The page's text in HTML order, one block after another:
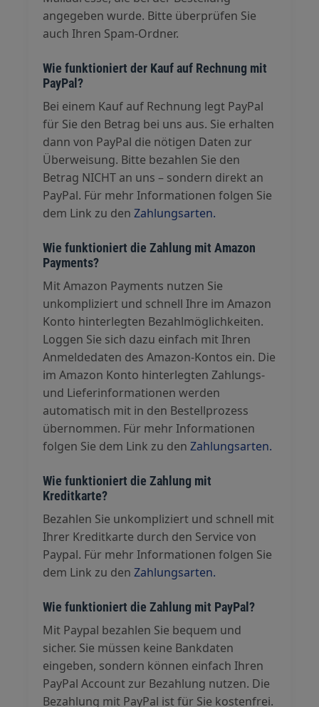
angegeben wurde. Bitte überprüfen Sie
auch Ihren Spam-Ordner.
Wie funktioniert der Kauf auf Rechnung mit
PayPal?
Bei einem Kauf auf Rechnung legt PayPal
für Sie den Betrag bei uns aus. Sie erhalten
dann von PayPal die nötigen Daten zur
Überweisung. Bitte bezahlen Sie den
Betrag NICHT an uns – sondern direkt an
PayPal. Für mehr Informationen folgen Sie
dem Link zu den Zahlungsarten.
Wie funktioniert die Zahlung mit Amazon
Payments?
Mit Amazon Payments nutzen Sie
unkompliziert und schnell Ihre im Amazon
Konto hinterlegten Bezahlmöglichkeiten.
Loggen Sie sich dazu einfach mit Ihren
Anmeldedaten des Amazon-Kontos ein. Die
im Amazon Konto hinterlegten Zahlungs-
und Lieferinformationen werden
automatisch mit in den Bestellprozess
übernommen. Für mehr Informationen
folgen Sie dem Link zu den Zahlungsarten.
Wie funktioniert die Zahlung mit
Kreditkarte?
Bezahlen Sie unkompliziert und schnell mit
Ihrer Kreditkarte durch den Service von
Paypal. Für mehr Informationen folgen Sie
dem Link zu den Zahlungsarten.
Wie funktioniert die Zahlung mit PayPal?
Mit Paypal bezahlen Sie bequem und
sicher. Sie müssen keine Bankdaten
eingeben, sondern können einfach Ihren
PayPal Account zur Bezahlung nutzen. Die
Bezahlung mit PayPal ist für Sie kostenfrei.